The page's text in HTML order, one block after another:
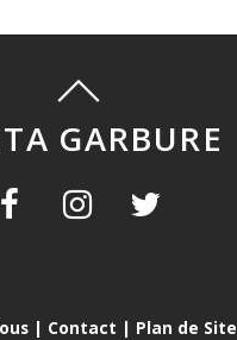
GARBURE
| Contact | Plan de Site